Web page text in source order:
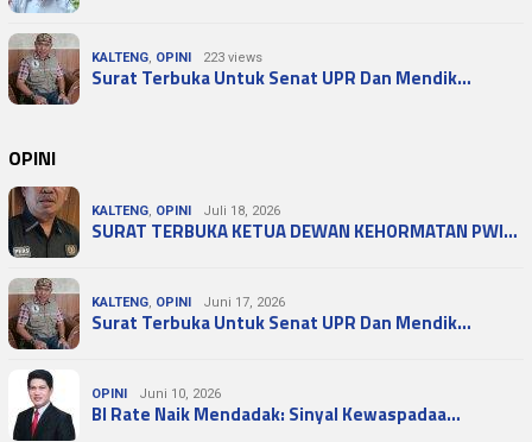
KALTENG, OPINI 223 views
Surat Terbuka Untuk Senat UPR Dan Mendik…
OPINI
KALTENG, OPINI Juli 18, 2026
SURAT TERBUKA KETUA DEWAN KEHORMATAN PWI…
KALTENG, OPINI Juni 17, 2026
Surat Terbuka Untuk Senat UPR Dan Mendik…
OPINI Juni 10, 2026
BI Rate Naik Mendadak: Sinyal Kewaspadaa…